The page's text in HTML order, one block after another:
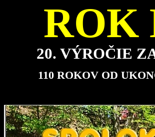
ROK
20. VÝROČIE
110 ROKOV OD
Miniexpozícia bude pre návštevníkov